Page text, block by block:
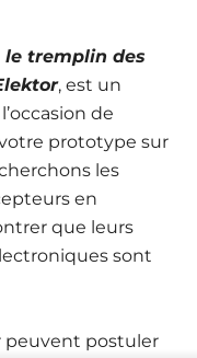
le tremplin des
, est un
de
prototype sur
les
en
que leurs
sont
peuvent postuler